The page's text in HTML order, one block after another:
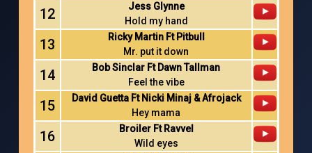
12
Jess Glynne
Hold my hand
13
Ricky Martin Ft Pitbull
Mr. put it down
14
Bob Sinclar Ft Dawn Tallman
Feel the vibe
15
David Guetta Ft Nicki Minaj & Afrojack
Hey mama
16
Broiler Ft Ravvel
Wild eyes